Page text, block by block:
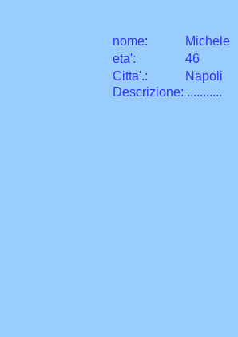
nome:
Michele
eta':
46
Citta'.:
Napoli
Descrizione: ...........